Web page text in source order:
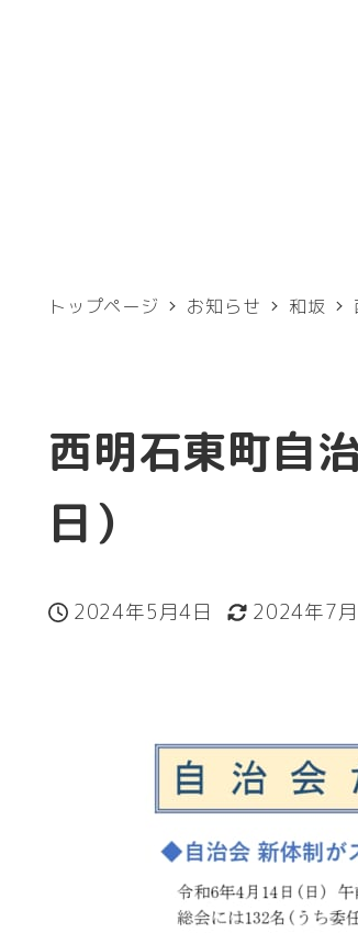
トップページ お知らせ 和坂
西明石東町自
日）
投稿日
2024年5月4日
更新日
2024年7